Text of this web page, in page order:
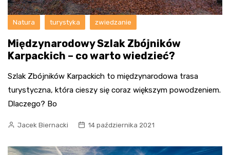
Natura turystyka zwiedzanie
Międzynarodowy Szlak Zbójników
Karpackich – co warto wiedzieć?
Szlak Zbójników Karpackich to międzynarodowa trasa
turystyczna, która cieszy się coraz większym powodzeniem.
Dlaczego? Bo
Jacek Biernacki 14 października 2021